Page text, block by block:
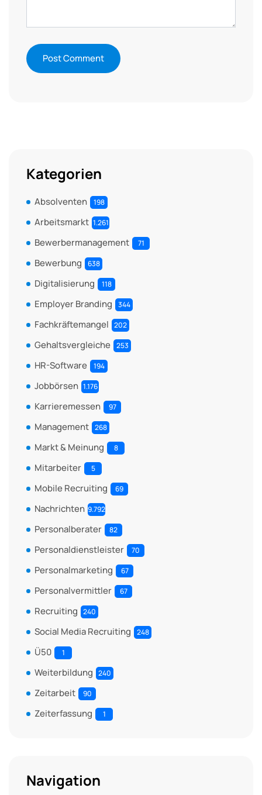
Kategorien
Absolventen 198
Arbeitsmarkt 1.261
Bewerbermanagement 71
Bewerbung 638
Digitalisierung 118
Employer Branding 344
Fachkräftemangel 202
Gehaltsvergleiche 253
HR-Software 194
Jobbörsen 1.176
Karrieremessen 97
Management 268
Markt & Meinung 8
Mitarbeiter 5
Mobile Recruiting 69
Nachrichten 9.792
Personalberater 82
Personaldienstleister 70
Personalmarketing 67
Personalvermittler 67
Recruiting 240
Social Media Recruiting 248
Ü50 1
Weiterbildung 240
Zeitarbeit 90
Zeiterfassung 1
Navigation